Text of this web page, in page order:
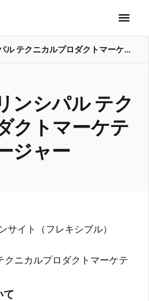
シニア／プリンシパル テクニカルプロダクトマーケティングマネージャー
ンシパル テク
クトマーケテ
ジャー
サイト（フレキシブル）
クニカルプロダクトマーケテ
て